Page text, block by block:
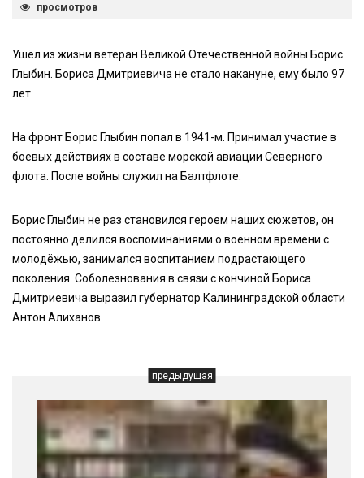
просмотров
Ушёл из жизни ветеран Великой Отечественной войны Борис
Глыбин. Бориса Дмитриевича не стало накануне, ему было 97
лет.
На фронт Борис Глыбин попал в 1941-м. Принимал участие в
боевых действиях в составе морской авиации Северного
флота. После войны служил на Балтфлоте.
Борис Глыбин не раз становился героем наших сюжетов, он
постоянно делился воспоминаниями о военном времени с
молодёжью, занимался воспитанием подрастающего
поколения. Соболезнования в связи с кончиной Бориса
Дмитриевича выразил губернатор Калининградской области
Антон Алиханов.
предыдущая